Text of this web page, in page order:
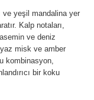
ve yeşil mandalina yer
Kalp notaları,
ve deniz
misk ve amber
kombinasyon,
bir koku